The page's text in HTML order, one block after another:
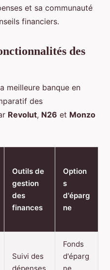
et sa communauté
financiers.
des
meilleure banque en
des
Revolut, N26 et Monzo
Outils de
gestion
des
finances
Option
s
d'éparg
ne
Suivi des
Fonds
d'éparg